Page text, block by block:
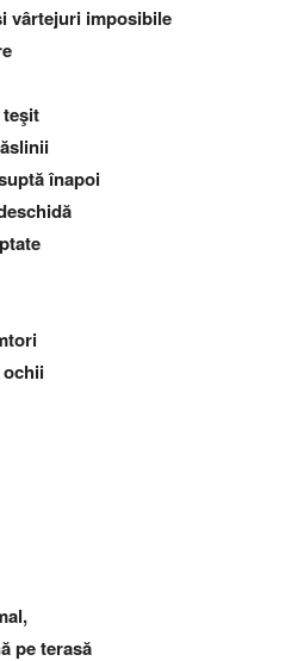
vârtejuri imposibile
înapoi
ochii
pe terasă